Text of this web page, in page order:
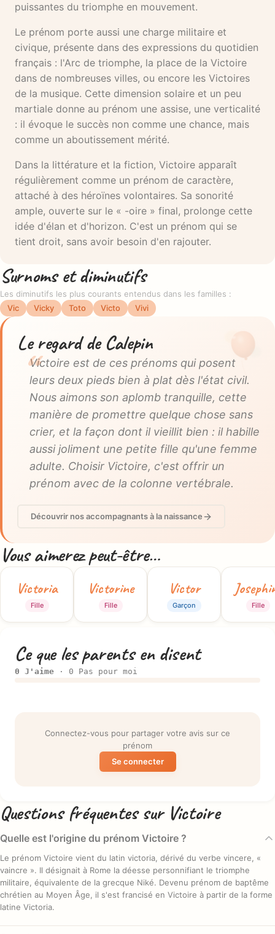
puissantes du triomphe en mouvement.
Le prénom porte aussi une charge militaire et
civique, présente dans des expressions du quotidien
français : l'Arc de triomphe, la place de la Victoire
dans de nombreuses villes, ou encore les Victoires
de la musique. Cette dimension solaire et un peu
martiale donne au prénom une assise, une verticalité
: il évoque le succès non comme une chance, mais
comme un aboutissement mérité.
Dans la littérature et la fiction, Victoire apparaît
régulièrement comme un prénom de caractère,
attaché à des héroïnes volontaires. Sa sonorité
ample, ouverte sur le « -oire » final, prolonge cette
idée d'élan et d'horizon. C'est un prénom qui se
tient droit, sans avoir besoin d'en rajouter.
Surnoms et diminutifs
Les diminutifs les plus courants entendus dans les familles :
Vic
Vicky Toto Victo Vivi
Le regard de Calepin
Victoire est de ces prénoms qui posent
leurs deux pieds bien à plat dès l'état civil.
Nous aimons son aplomb tranquille, cette
manière de promettre quelque chose sans
crier, et la façon dont il vieillit bien : il habille
aussi joliment une petite fille qu'une femme
adulte. Choisir Victoire, c'est offrir un
prénom avec de la colonne vertébrale.
Découvrir nos accompagnants à la naissance
Vous aimerez peut-être…
Victoria
Fille
Victorine
Fille
Victor
Garçon Fille
Ce que les parents en disent
0 J'aime · 0 Pas pour moi
Connectez-vous pour partager votre avis sur ce
prénom
Se connecter
Questions fréquentes sur Victoire
Quelle est l'origine du prénom Victoire ?
Le prénom Victoire vient du latin victoria, dérivé du verbe vincere, «
vaincre ». Il désignait à Rome la déesse personnifiant le triomphe
militaire, équivalente de la grecque Niké. Devenu prénom de baptême
chrétien au Moyen Âge, il s'est francisé en Victoire à partir de la forme
latine Victoria.